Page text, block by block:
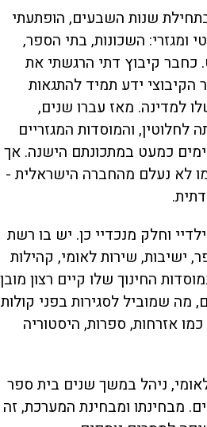
שנות השבעים, הופתעתי
ומגזרי: השכונות, בתי הספר,
כחבר קיבוץ דתי הרגשתי את
הקיבוצי ידע תמיד להתגאות
למדינה. מאז עברו שנים,
לחלוטין, והמוסדות המגזריים
כמעט במתכונתם הישנה. אך
לא נעלם מהחברה הישראלית -
וחלק מנכדיי כן. יש בו רשת
ישיבות, שירות לאומי, קהילות
החינוך שלו קיים רצון מובן
מה שמוביל לסגירות בפני קולות
אזרחות, ספרות, היסטוריה
ניהל במשך שנים בית ספר
מבחינתו ומבחינת המערכת, זה